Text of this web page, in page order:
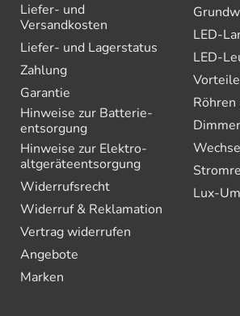
Liefer- und
Versandkosten
Liefer- und Lagerstatus
Zahlung
Garantie
Hinweise zur Batterie­
entsorgung
Hinweise zur Elektro­
altgeräte­entsorgung
Widerrufsrecht
Widerruf & Reklamation
Vertrag widerrufen
Angebote
Marken
LED-
LED-
Röhren
Lux-